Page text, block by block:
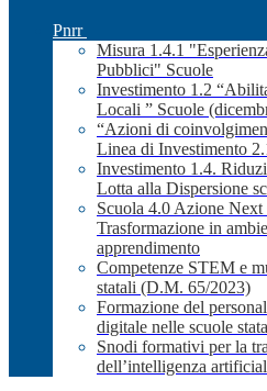
Pnrr
Misura 1.4.1
Pubblici" Scuole
Investimento 1.2
Locali ” Scuole
“Azioni di
Linea di Investimento
Investimento 1.4.
Lotta alla Dispersione
Scuola 4.0 Azione
Trasformazione in
apprendimento
Competenze STEM e
statali (D.M. 65/2023)
Formazione del
digitale nelle scuole
Snodi formativi per la
dell’intelligenza